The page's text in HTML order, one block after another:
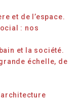
et de l’espace.
: nos
et la société.
échelle, de